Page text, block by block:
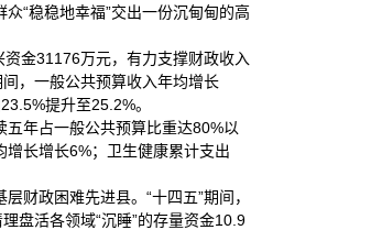
“稳稳地幸福”交出一份沉甸甸的高
金31176万元，有力支撑财政收入
，一般公共预算收入年均增长
提升至25.2%。
年占一般公共预算比重达80%以
长增长6%；卫生健康累计支出
财政困难先进县。“十四五”期间，
盘活各领域“沉睡”的存量资金10.9